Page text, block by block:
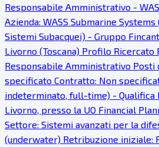
Responsabile Amministrativo -
Azienda: WASS Submarine
Sistemi Subacquei) - Gruppo
Livorno (Toscana) Profilo Ricercato
Responsabile Amministrativo Posti
specificato Contratto: Non
indeterminato, full-time) - Qualifica
Livorno, presso la UO Financial
Settore: Sistemi avanzati per la
(underwater) Retribuzione iniziale: